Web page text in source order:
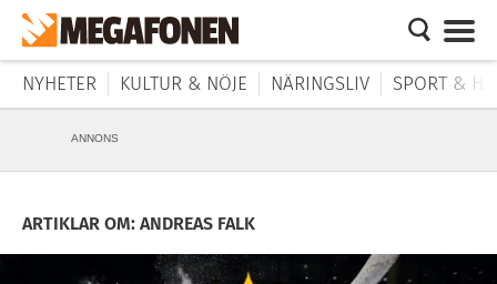
NYHETER KULTUR & NÖJE NÄRINGSLIV SPORT &
ANNONS
ARTIKLAR OM: ANDREAS FALK